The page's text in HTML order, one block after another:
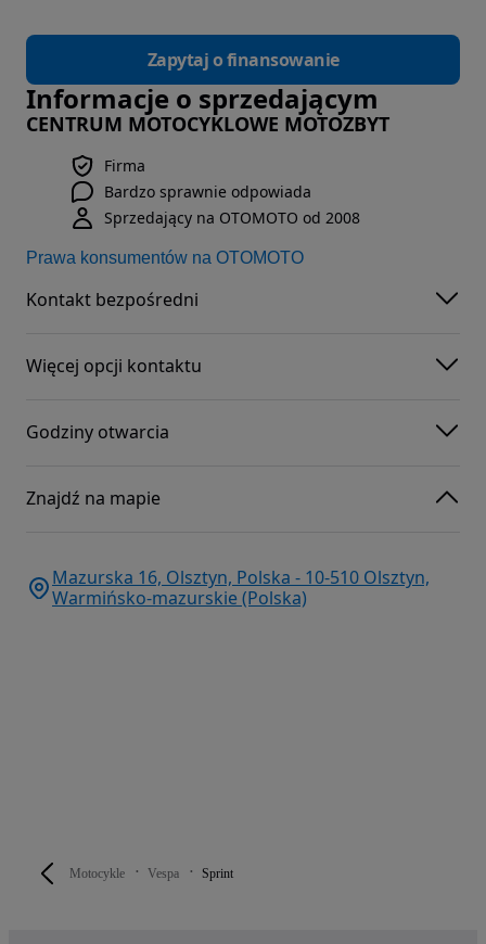
Motocykle Vespa Sprint
Zapytaj o finansowanie
Informacje o sprzedającym
CENTRUM MOTOCYKLOWE MOTOZBYT
Firma
Bardzo sprawnie odpowiada
Sprzedający na OTOMOTO od 2008
Prawa konsumentów na OTOMOTO
Kontakt bezpośredni
Więcej opcji kontaktu
Godziny otwarcia
Znajdź na mapie
Mazurska 16, Olsztyn, Polska - 10-510 Olsztyn,
Warmińsko-mazurskie (Polska)